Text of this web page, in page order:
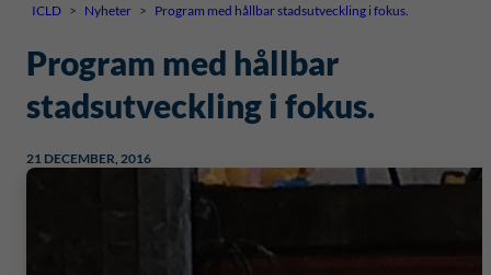
ICLD > Nyheter > Program med hållbar stadsutveckling i fokus.
Program med hållbar
stadsutveckling i fokus.
21 DECEMBER, 2016